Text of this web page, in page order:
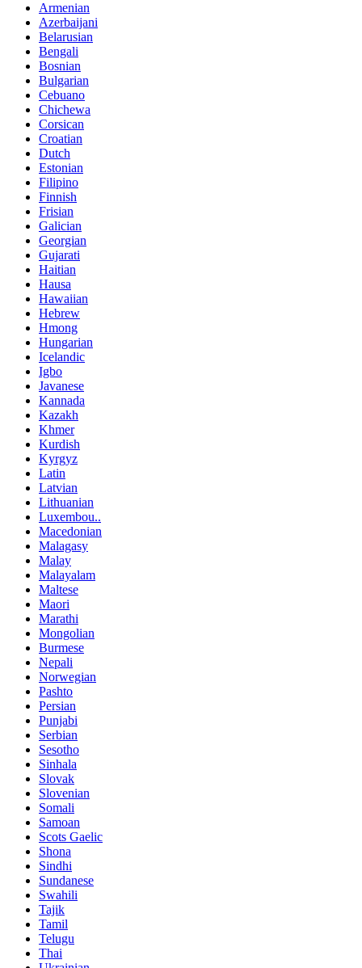
Armenian
Azerbaijani
Belarusian
Bengali
Bosnian
Bulgarian
Cebuano
Chichewa
Corsican
Croatian
Dutch
Estonian
Filipino
Finnish
Frisian
Galician
Georgian
Gujarati
Haitian
Hausa
Hawaiian
Hebrew
Hmong
Hungarian
Icelandic
Igbo
Javanese
Kannada
Kazakh
Khmer
Kurdish
Kyrgyz
Latin
Latvian
Lithuanian
Luxembou..
Macedonian
Malagasy
Malay
Malayalam
Maltese
Maori
Marathi
Mongolian
Burmese
Nepali
Norwegian
Pashto
Persian
Punjabi
Serbian
Sesotho
Sinhala
Slovak
Slovenian
Somali
Samoan
Scots Gaelic
Shona
Sindhi
Sundanese
Swahili
Tajik
Tamil
Telugu
Thai